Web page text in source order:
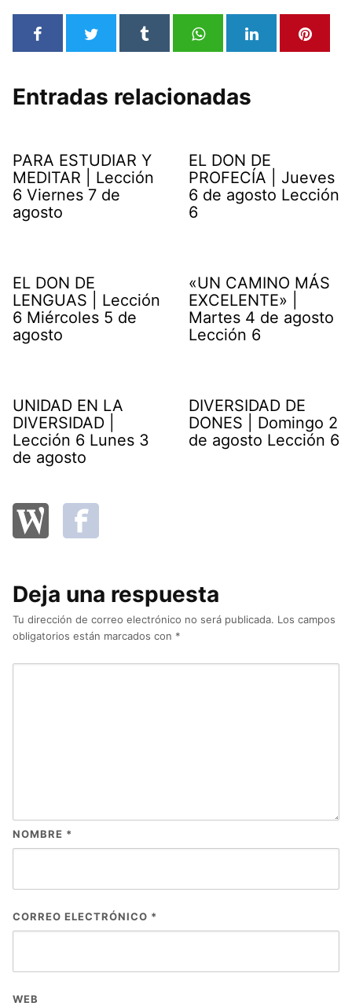
Entradas relacionadas
PARA ESTUDIAR Y
MEDITAR | Lección
6 Viernes 7 de
agosto
EL DON DE
PROFECÍA | Jueves
6 de agosto Lección
6
EL DON DE
LENGUAS | Lección
6 Miércoles 5 de
agosto
«UN CAMINO MÁS
EXCELENTE» |
Martes 4 de agosto
Lección 6
UNIDAD EN LA
DIVERSIDAD |
Lección 6 Lunes 3
de agosto
DIVERSIDAD DE
DONES | Domingo 2
de agosto Lección 6
Deja una respuesta
Tu dirección de correo electrónico no será publicada. Los campos
obligatorios están marcados con *
NOMBRE *
CORREO ELECTRÓNICO *
WEB